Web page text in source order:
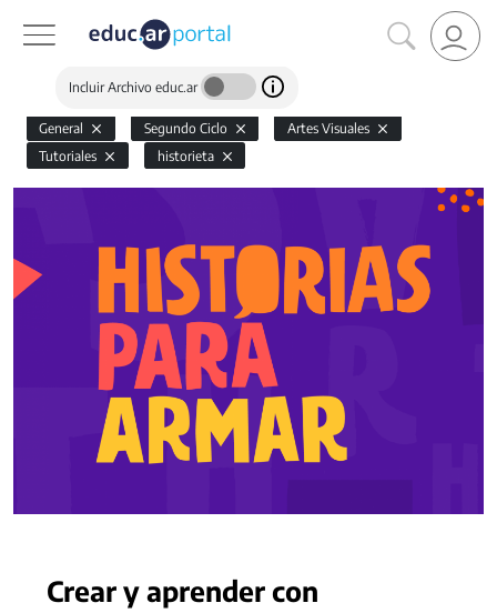
Incluir Archivo educ.ar
General Segundo Ciclo
Artes Visuales
Tutoriales
historieta
Crear y aprender con